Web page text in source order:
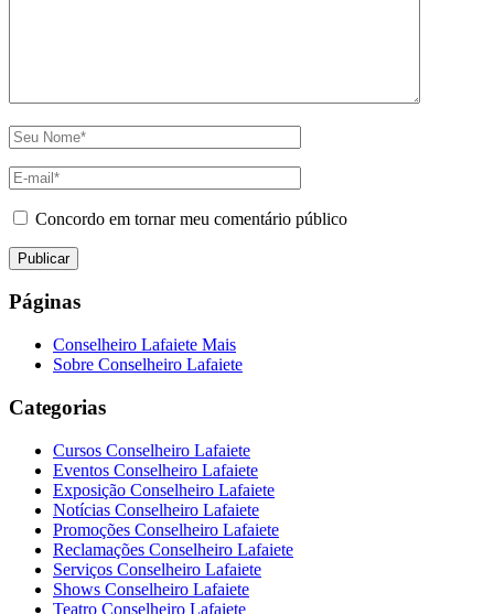
Concordo em tornar meu comentário público
Páginas
Conselheiro Lafaiete Mais
Sobre Conselheiro Lafaiete
Categorias
Cursos Conselheiro Lafaiete
Eventos Conselheiro Lafaiete
Exposição Conselheiro Lafaiete
Notícias Conselheiro Lafaiete
Promoções Conselheiro Lafaiete
Reclamações Conselheiro Lafaiete
Serviços Conselheiro Lafaiete
Shows Conselheiro Lafaiete
Teatro Conselheiro Lafaiete